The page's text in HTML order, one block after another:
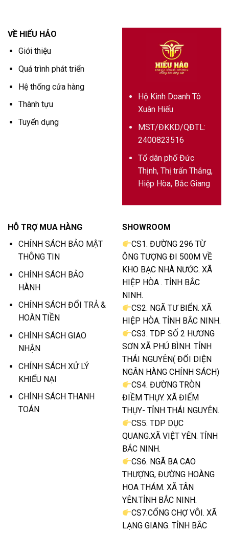
VỀ HIẾU HẢO
Giới thiệu
Quá trình phát triển
Hệ thống cửa hàng
Thành tựu
Tuyển dụng
Hộ Kinh Doanh Tô
Xuân Hiếu
MST/ĐKKD/QĐTL:
2400823516
Tổ dân phố Đức
Thịnh, Thị trấn Thắng,
Hiệp Hòa, Bắc Giang
HỖ TRỢ MUA HÀNG
CHÍNH SÁCH BẢO MẬT
THÔNG TIN
CHÍNH SÁCH BẢO
HÀNH
CHÍNH SÁCH ĐỔI TRẢ &
HOÀN TIỀN
CHÍNH SÁCH GIAO
NHẬN
CHÍNH SÁCH XỬ LÝ
KHIẾU NẠI
CHÍNH SÁCH THANH
TOÁN
SHOWROOM
CS1. ĐƯỜNG 296 TỪ
ÔNG TƯỢNG ĐI 500M VỀ
KHO BẠC NHÀ NƯỚC. XÃ
HIỆP HÒA . TỈNH BẮC
NINH.
CS2. NGÃ TƯ BIỂN. XÃ
HIỆP HÒA. TỈNH BẮC NINH.
CS3. TDP SỐ 2 HƯƠNG
SƠN XÃ PHÚ BÌNH. TỈNH
THÁI NGUYÊN( ĐỐI DIỆN
NGÂN HÀNG CHÍNH SÁCH)
CS4. ĐƯỜNG TRÒN
ĐIỀM THỤY. XÃ ĐIỂM
THỤY- TỈNH THÁI NGUYÊN.
CS5. TDP DỤC
QUANG.XÃ VIỆT YÊN. TỈNH
BẮC NINH.
CS6. NGÃ BA CAO
THƯỢNG, ĐƯỜNG HOÀNG
HOA THÁM. XÃ TÂN
YÊN.TỈNH BẮC NINH.
CS7.CỔNG CHỢ VÔI. XÃ
LẠNG GIANG. TỈNH BẮC